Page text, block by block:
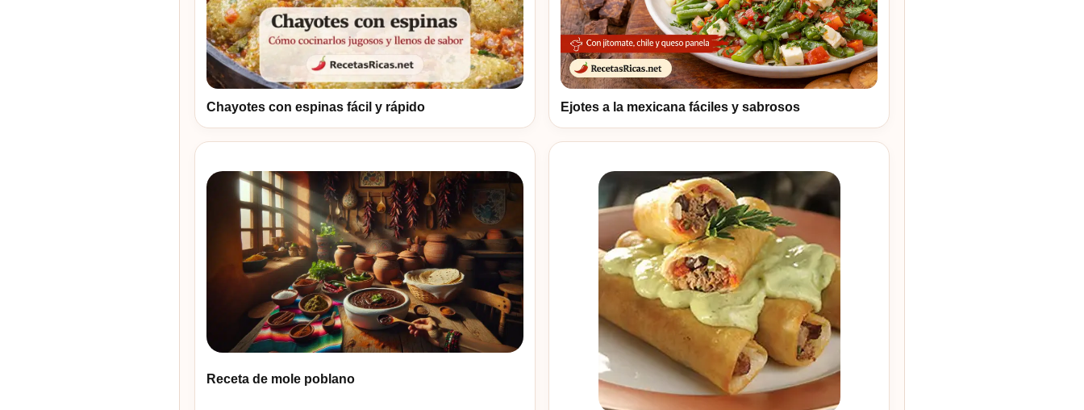
Chayotes con espinas fácil y rápido Ejotes a la mexicana fáciles y sabrosos
Receta de mole poblano